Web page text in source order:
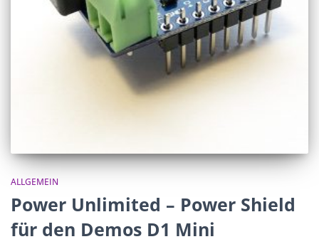
ALLGEMEIN
Power Unlimited – Power Shield
für den Demos D1 Mini